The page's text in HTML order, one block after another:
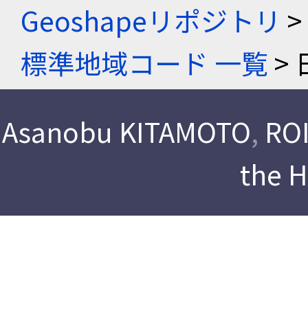
Geoshapeリポジトリ >
標準地域コード 一覧>
Asanobu KITAMOTO,
the